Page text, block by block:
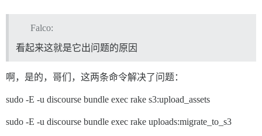
Falco:
看起来这就是它出问题的原因
啊，是的，哥们，这两条命令解决了问题：
sudo -E -u discourse bundle exec rake s3:upload_assets
sudo -E -u discourse bundle exec rake uploads:migrate_to_s3